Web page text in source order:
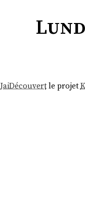
JaiDécouvertle projet